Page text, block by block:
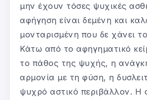
μην έχουν τόσες ψυχικές
αφήγηση είναι δεμένη και
μονταρισμένη που δε χάνει
Κάτω από το αφηγηματικό
το πάθος της ψυχής, η
αρμονία με τη φύση, η
ψυχρό αστικό περιβάλλον. Η